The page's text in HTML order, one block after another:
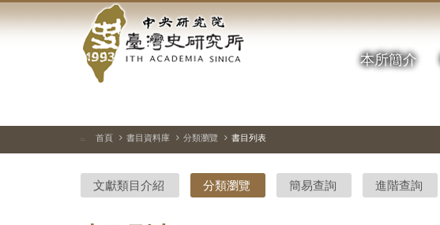
到
中
央
研
院-
臺
灣
本所簡介
::: 首頁 書目資料庫 分類瀏覽 書目列表
文獻類目介紹 分類瀏覽 簡易查詢 進階查詢